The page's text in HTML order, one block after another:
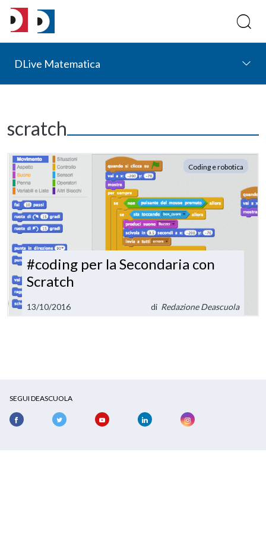
DLive Matematica
scratch
Coding e robotica
#coding per la Secondaria con
Scratch
13/10/2016 di Redazione Deascuola
SEGUI DEASCUOLA